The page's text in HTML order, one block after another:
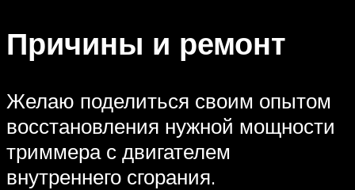
Причины и ремонт
Желаю поделиться своим опытом
восстановления нужной мощности
триммера с двигателем
внутреннего сгорания.